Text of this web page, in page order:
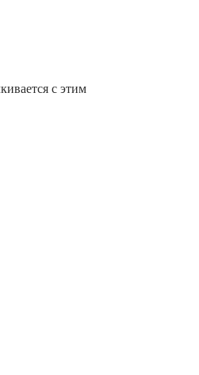
с этим